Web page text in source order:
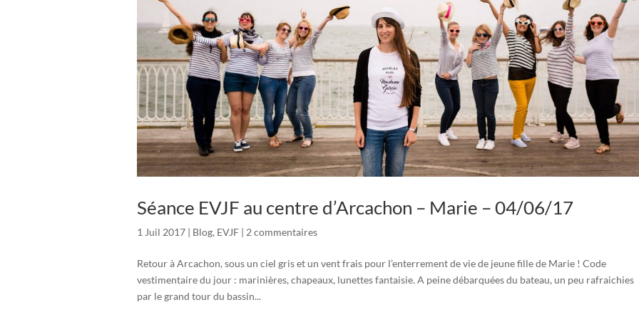
Séance EVJF au centre d’Arcachon – Marie – 04/06/17
1 Juil 2017 | Blog, EVJF | 2 commentaires
Retour à Arcachon, sous un ciel gris et un vent frais pour l’enterrement de vie de jeune fille de Marie ! Code
vestimentaire du jour : marinières, chapeaux, lunettes fantaisie. A peine débarquées du bateau, un peu rafraichies
par le grand tour du bassin...